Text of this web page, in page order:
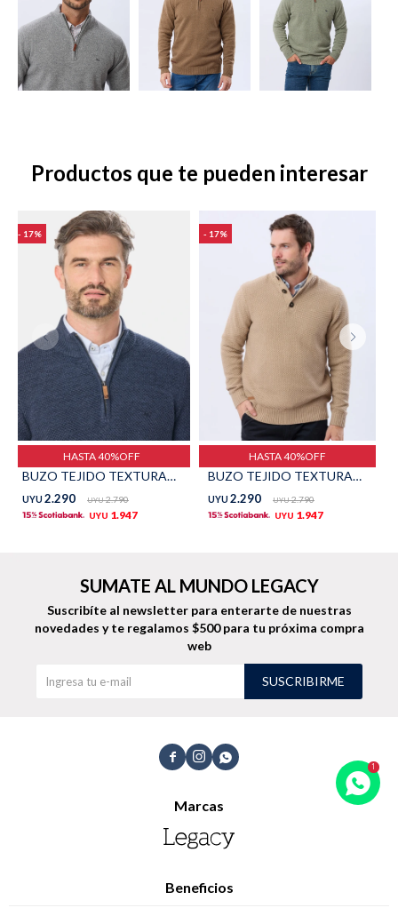
Productos que te pueden interesar
17
HASTA 40%OFF
BUZO TEJIDO TEXTURADO - Piedra
UYU 2.290 UYU 2.790
UYU 1.947
17
HASTA 40%OFF
BUZO TEJIDO TEXTURADO - Beige
UYU 2.290 UYU 2.790
UYU 1.947
  
Marcas
Beneficios
SUMATE AL MUNDO LEGACY
Suscribíte al newsletter para enterarte de nuestras
novedades y te regalamos $500 para tu próxima compra
web
SUSCRIBIRME
Bolsos y valijas Accesorios
Quiero ser parte Canjear mis puntos
Uniformes empresariales
Juntá puntos Friends
Locales
Cómo comprar
Envíos, cambios y devoluciones